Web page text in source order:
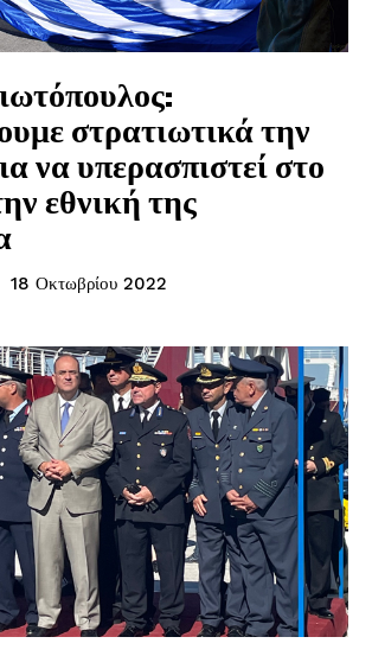
στρατιωτικά την
να υπερασπιστεί στο
εθνική της
18 Οκτωβρίου 2022